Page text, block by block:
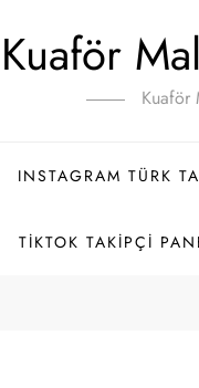
Kuaför
Kuaför
INSTAGRAM TÜRK
TIKTOK TAKIPÇI